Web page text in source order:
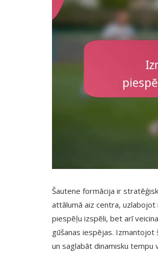
Šautene formācija ir
attālumā aiz centra, uzlabojot
piespēļu izspēli, bet arī
gūšanas iespējas. Izmantojot
un saglabāt dinamisku tempu